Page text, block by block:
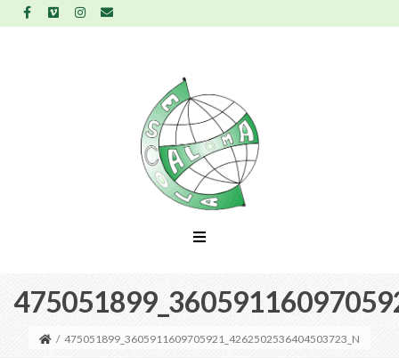
/ 475051899_3605911609705921_4262502536404503723_N